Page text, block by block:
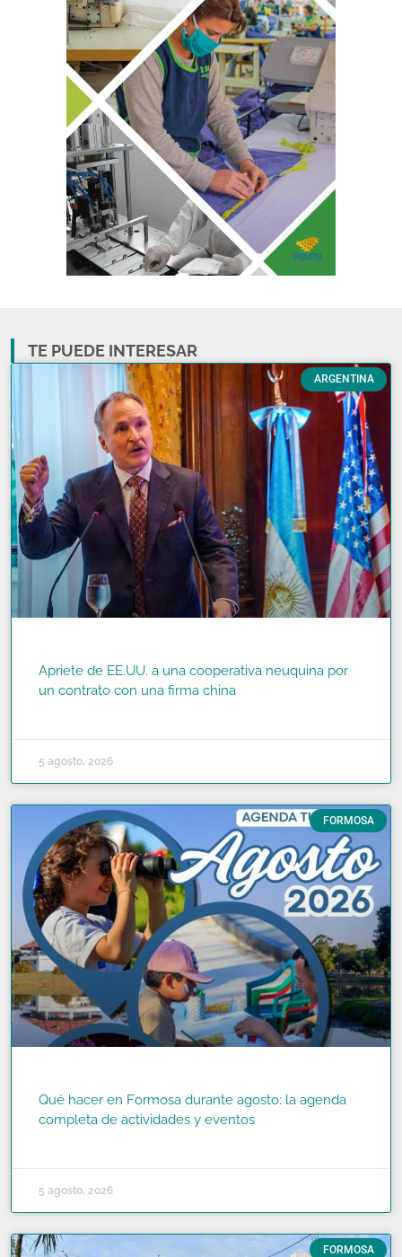
TE PUEDE INTERESAR
ARGENTINA
Apriete de EE.UU. a una cooperativa neuquina por
un contrato con una firma china
5 agosto, 2026
FORMOSA
Qué hacer en Formosa durante agosto: la agenda
completa de actividades y eventos
5 agosto, 2026
FORMOSA